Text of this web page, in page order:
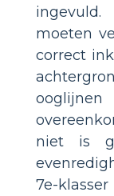
moeten
correct
niet is
7e-